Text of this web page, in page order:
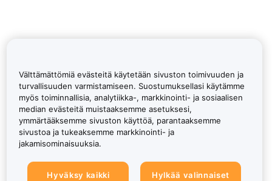
Välttämättömiä evästeitä käytetään sivuston toimivuuden ja
turvallisuuden varmistamiseen. Suostumuksellasi käytämme
myös toiminnallisia, analytiikka-, markkinointi- ja sosiaalisen
median evästeitä muistaaksemme asetuksesi,
ymmärtääksemme sivuston käyttöä, parantaaksemme
sivustoa ja tukeaksemme markkinointi- ja
jakamisominaisuuksia.
Hyväksy kaikki
Hylkää valinnaiset